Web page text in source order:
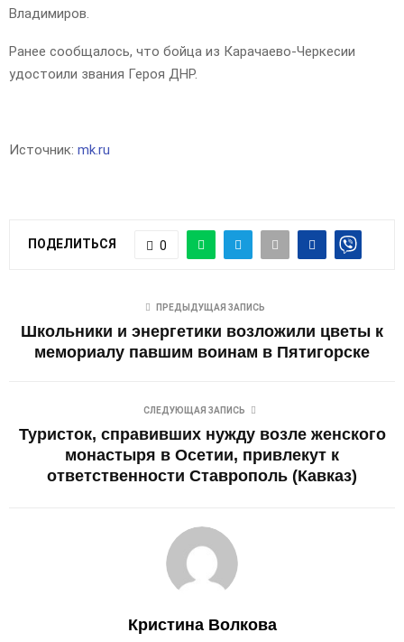
Владимиров.
Ранее сообщалось, что бойца из Карачаево-Черкесии
удостоили звания Героя ДНР.
Источник: mk.ru
ПОДЕЛИТЬСЯ 0
ПРЕДЫДУЩАЯ ЗАПИСЬ
Школьники и энергетики возложили цветы к
мемориалу павшим воинам в Пятигорске
СЛЕДУЮЩАЯ ЗАПИСЬ
Туристок, справивших нужду возле женского
монастыря в Осетии, привлекут к
ответственности Ставрополь (Кавказ)
Кристина Волкова